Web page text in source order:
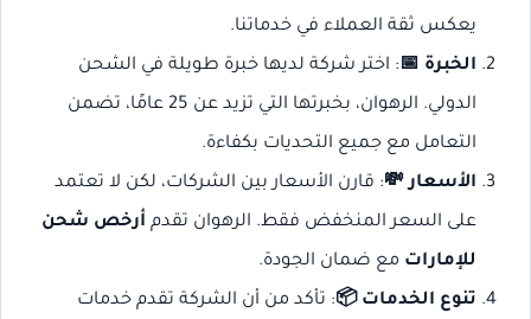
يعكس ثقة العملاء في خدماتنا.
الخبرة 📅: اختر شركة لديها خبرة طويلة في الشحن
الدولي. الرهوان، بخبرتها التي تزيد عن 25 عامًا، تضمن
التعامل مع جميع التحديات بكفاءة.
الأسعار 💸: قارن الأسعار بين الشركات، لكن لا تعتمد
على السعر المنخفض فقط. الرهوان تقدم أرخص شحن
للإمارات مع ضمان الجودة.
تنوع الخدمات 📦: تأكد من أن الشركة تقدم خدمات